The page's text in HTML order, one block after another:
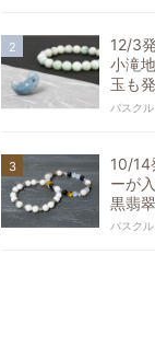
12/3
小滝
玉も
パスク
10/14
ーが
黒翡
パスク